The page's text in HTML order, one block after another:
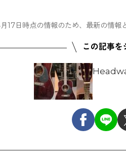
17日時点の情報のため、最新の情報